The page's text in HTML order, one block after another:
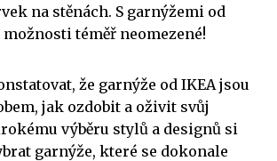
na stěnách. S garnýžemi od
možnosti téměř neomezené!
že garnýže od IKEA jsou
jak ozdobit a oživit svůj
výběru stylů a designů si
garnýže, které se dokonale